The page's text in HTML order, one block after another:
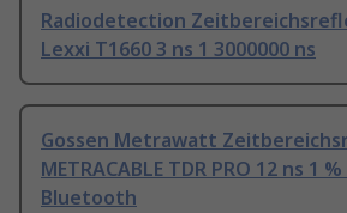
Radiodetection
Lexxi T1660 3 ns 1 3000000 ns
Gossen Metrawatt
METRACABLE TDR PRO 12 ns 1
Bluetooth